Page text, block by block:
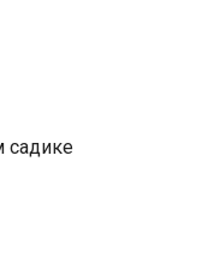
садике